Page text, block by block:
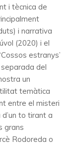
i tècnica de
i narrativa
(2020) i el
estranys’
separada del
un
temàtica
entre el misteri
to tirant a
grans
Rodoreda o